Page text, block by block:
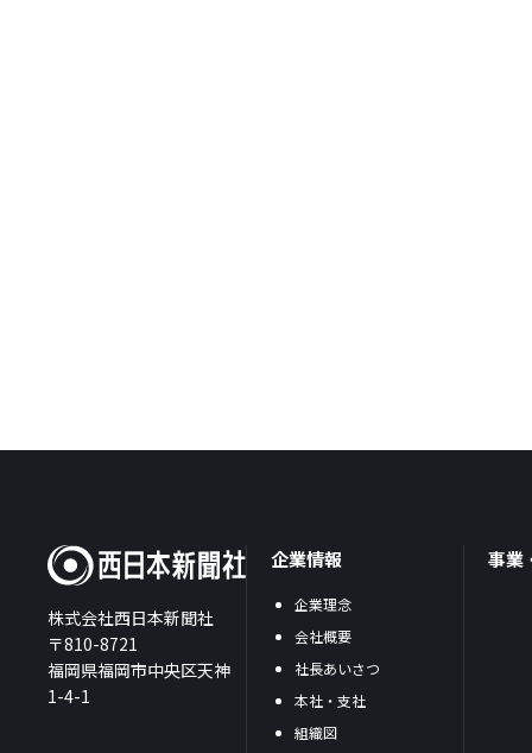
株式会社西日本新聞社
〒810-8721
福岡県福岡市中央区天神
1-4-1
企業情報
企業理念
会社概要
社長あいさつ
本社・支社
組織図
事業